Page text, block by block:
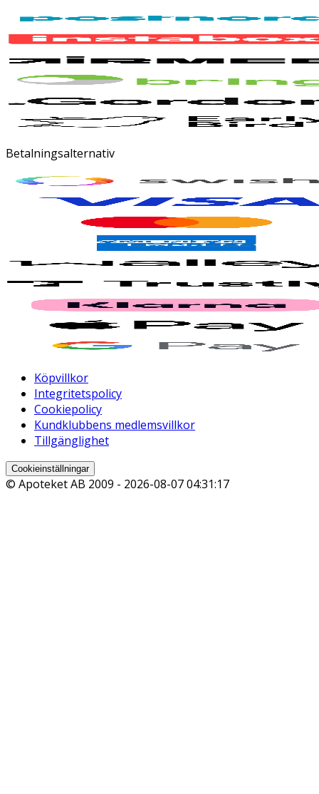
Betalningsalternativ
Köpvillkor
Integritetspolicy
Cookiepolicy
Kundklubbens medlemsvillkor
Tillgänglighet
Cookieinställningar
© Apoteket AB 2009 - 2026-08-07 04:31:17